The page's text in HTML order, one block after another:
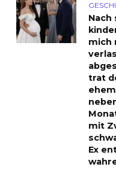
Nach
mich
trat
mit
Ex